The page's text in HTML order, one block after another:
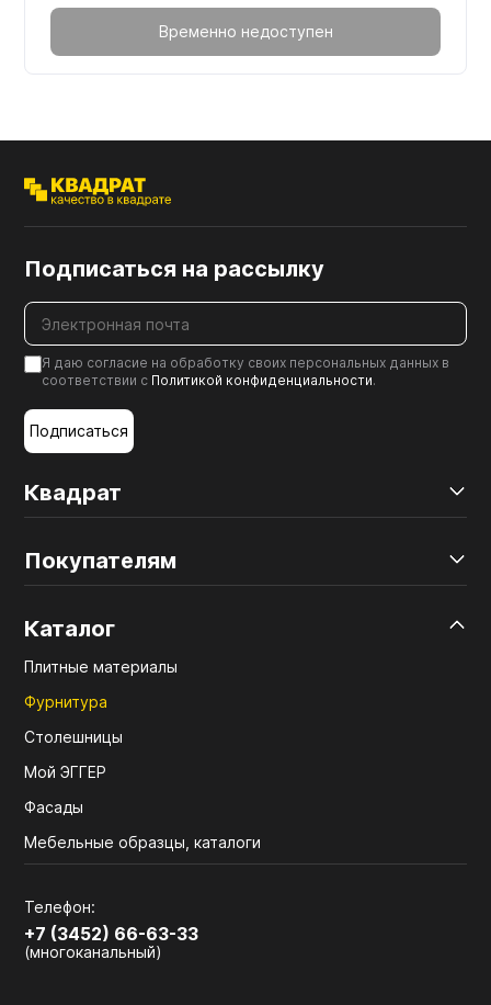
Временно недоступен
Квадрат
Покупателям
Каталог
Плитные материалы
Фурнитура
Столешницы
Мой ЭГГЕР
Фасады
Мебельные образцы, каталоги
Телефон:
+7 (3452) 66-63-33
(многоканальный)
Подписаться на рассылку
Я даю согласие на обработку своих персональных данных в
соответствии с Политикой конфиденциальности.
Подписаться